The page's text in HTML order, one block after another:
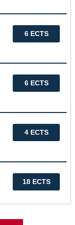
6 ECTS
6 ECTS
4 ECTS
18 ECTS